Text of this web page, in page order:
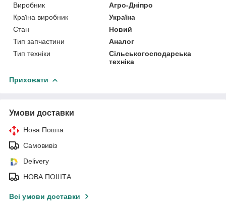
Виробник
Агро-Дніпро
Країна виробник
Україна
Стан
Новий
Тип запчастини
Аналог
Тип техніки
Сільськогосподарська
техніка
Приховати
Умови доставки
Нова Пошта
Самовивіз
Delivery
НОВА ПОШТА
Всі умови доставки